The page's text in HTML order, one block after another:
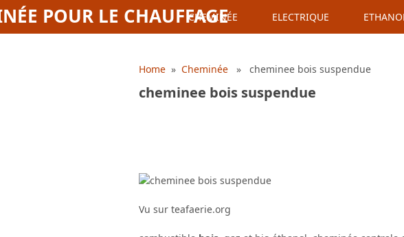
POUR LE CHAUFFAGE
CHEMINÉE ELECTRIQUE
Home » Cheminée » cheminee bois suspendue
cheminee bois suspendue
Vu sur teafaerie.org